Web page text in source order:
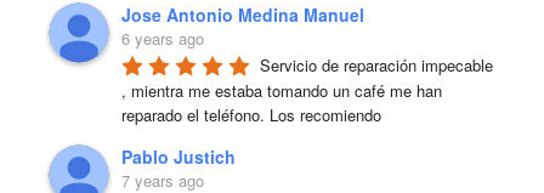
Jose Antonio Medina Manuel
6 years ago
Servicio de reparación impecable
, mientra me estaba tomando un café me han
reparado el teléfono. Los recomiendo
Pablo Justich
7 years ago